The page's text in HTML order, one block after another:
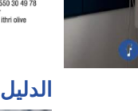
الدليل